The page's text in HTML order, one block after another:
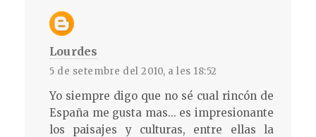
Lourdes
5 de setembre del 2010, a les 18:52
Yo siempre digo que no sé cual rincón de
España me gusta mas... es impresionante
los paisajes y culturas, entre ellas la